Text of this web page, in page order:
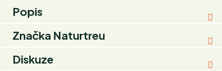
Popis
Značka Naturtreu
Diskuze